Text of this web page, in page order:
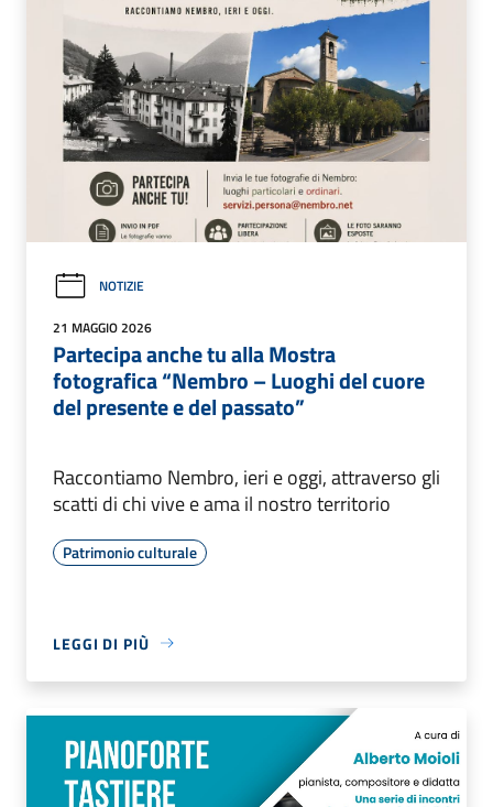
NOTIZIE
21 MAGGIO 2026
Partecipa anche tu alla Mostra
fotografica “Nembro – Luoghi del cuore
del presente e del passato”
Raccontiamo Nembro, ieri e oggi, attraverso gli
scatti di chi vive e ama il nostro territorio
Patrimonio culturale
LEGGI DI PIÙ